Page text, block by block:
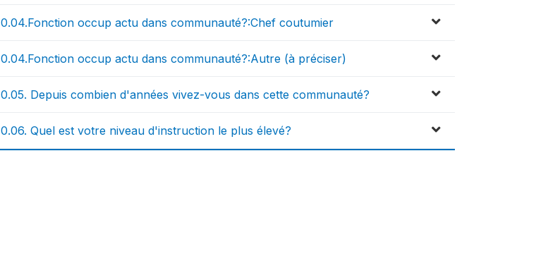
0.04.Fonction occup actu dans communauté?:Chef coutumier
0.04.Fonction occup actu dans communauté?:Autre (à préciser)
0.05. Depuis combien d'années vivez-vous dans cette communauté?
0.06. Quel est votre niveau d'instruction le plus élevé?